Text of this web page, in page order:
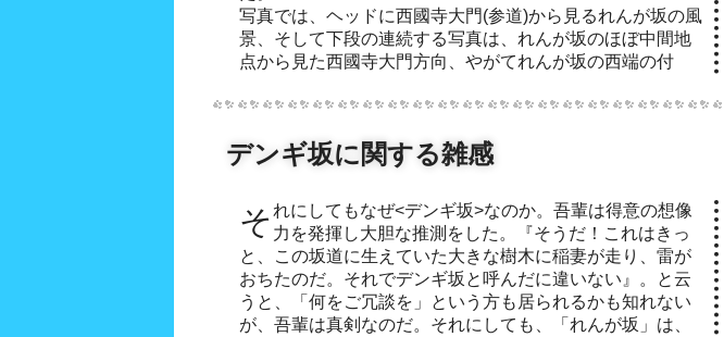
写真では、ヘッドに西國寺大門(参道)から見るれんが坂の風
景、そして下段の連続する写真は、れんが坂のほぼ中間地
点から見た西國寺大門方向、やがてれんが坂の西端の付
デンギ坂に関する雑感
それにしてもなぜ<デンギ坂>なのか。吾輩は得意の想像 力を発揮し大胆な推測をした。『そうだ！これはきっ
と、この坂道に生えていた大きな樹木に稲妻が走り、雷が
おちたのだ。それでデンギ坂と呼んだに違いない』。と云
うと、「何をご冗談を」という方も居られるかも知れない
が、吾輩は真剣なのだ。それにしても、「れんが坂」は、